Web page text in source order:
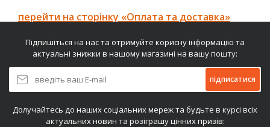
перейти на сторінку «Оплата та доставка»
Підпишіться на нас та отримуйте корисну інформацію та
актуальні знижки в нашому магазині на вашу пошту:
підписатися
Долучайтесь до наших соціальних мереж та будьте в курсі всіх
актуальних новин та розіграшу цінних призів: